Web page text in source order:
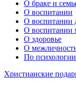
О браке и
О воспитании
О воспитании
О воспитании
О здоровье
О
По
Христианские